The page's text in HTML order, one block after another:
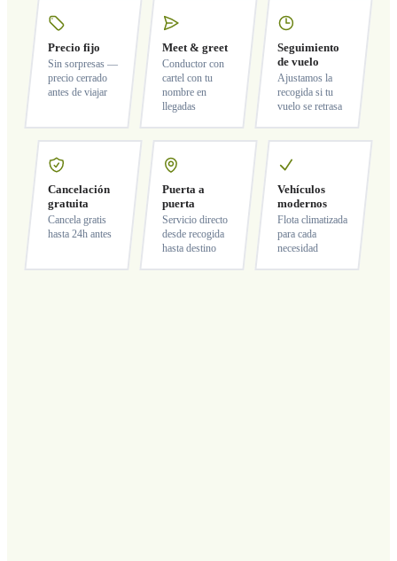
Precio fijo
Sin sorpresas —
precio cerrado
antes de viajar
Meet & greet
Conductor con
cartel con tu
nombre en
llegadas
Seguimiento
de vuelo
Ajustamos la
recogida si tu
vuelo se retrasa
Cancelación
gratuita
Cancela gratis
hasta 24h antes
Puerta a
puerta
Servicio directo
desde recogida
hasta destino
Vehículos
modernos
Flota climatizada
para cada
necesidad